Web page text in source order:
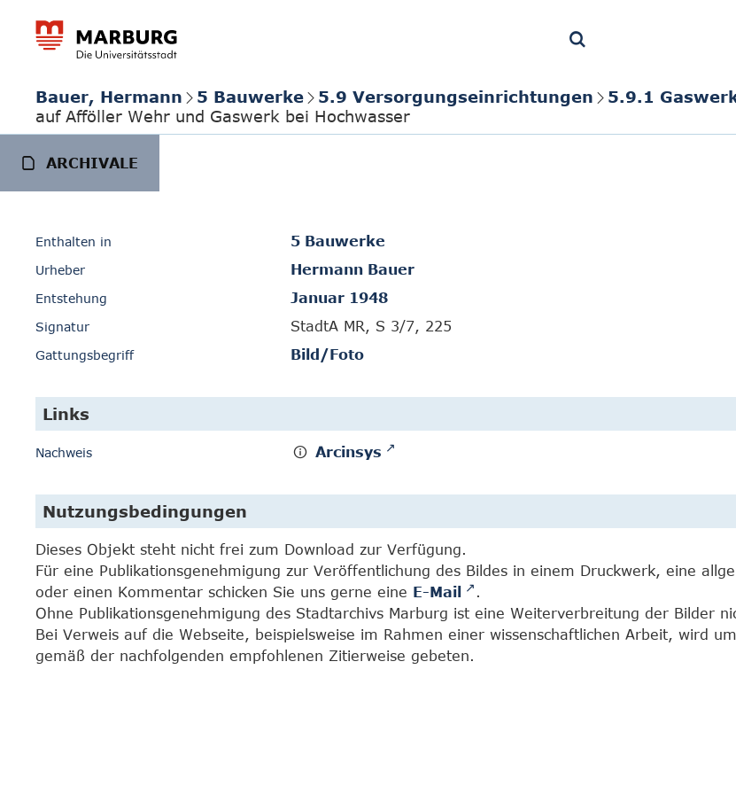
Bauer, Hermann 5 Bauwerke 5.9 Versorgungseinrichtungen 5.9.1
auf Afföller Wehr und Gaswerk bei Hochwasser
ARCHIVALE
Enthalten in 5 Bauwerke
Urheber Hermann Bauer
Entstehung Januar 1948
Signatur StadtA MR, S 3/7, 225
Gattungsbegriff Bild/Foto
Links
Nachweis Arcinsys
Nutzungsbedingungen
Dieses Objekt steht nicht frei zum Download zur Verfügung.
Für eine Publikationsgenehmigung zur Veröffentlichung des Bildes in einem Druckwerk, eine
oder einen Kommentar schicken Sie uns gerne eine E-Mail
.
Ohne Publikationsgenehmigung des Stadtarchivs Marburg ist eine Weiterverbreitung der Bilder
Bei Verweis auf die Webseite, beispielsweise im Rahmen einer wissenschaftlichen Arbeit, wird
gemäß der nachfolgenden empfohlenen Zitierweise gebeten.